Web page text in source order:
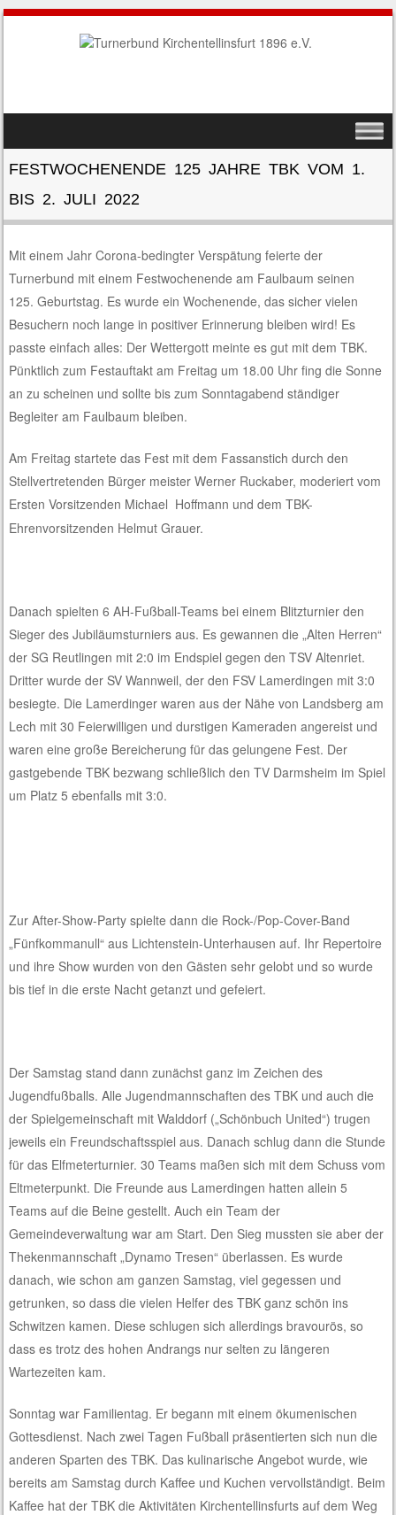
MENU
FESTWOCHENENDE 125 JAHRE TBK VOM 1.
BIS 2. JULI 2022
Mit einem Jahr Corona-bedingter Verspätung feierte der
Turnerbund mit einem Festwochenende am Faulbaum seinen
125. Geburtstag. Es wurde ein Wochenende, das sicher vielen
Besuchern noch lange in positiver Erinnerung bleiben wird! Es
passte einfach alles: Der Wettergott meinte es gut mit dem TBK.
Pünktlich zum Festauftakt am Freitag um 18.00 Uhr fing die Sonne
an zu scheinen und sollte bis zum Sonntagabend ständiger
Begleiter am Faulbaum bleiben.
Am Freitag startete das Fest mit dem Fassanstich durch den
Stellvertretenden Bürger meister Werner Ruckaber, moderiert vom
Ersten Vorsitzenden Michael Hoffmann und dem TBK-
Ehrenvorsitzenden Helmut Grauer.
Danach spielten 6 AH-Fußball-Teams bei einem Blitzturnier den
Sieger des Jubiläumsturniers aus. Es gewannen die „Alten Herren“
der SG Reutlingen mit 2:0 im Endspiel gegen den TSV Altenriet.
Dritter wurde der SV Wannweil, der den FSV Lamerdingen mit 3:0
besiegte. Die Lamerdinger waren aus der Nähe von Landsberg am
Lech mit 30 Feierwilligen und durstigen Kameraden angereist und
waren eine große Bereicherung für das gelungene Fest. Der
gastgebende TBK bezwang schließlich den TV Darmsheim im Spiel
um Platz 5 ebenfalls mit 3:0.
Zur After-Show-Party spielte dann die Rock-/Pop-Cover-Band
„Fünfkommanull“ aus Lichtenstein-Unterhausen auf. Ihr Repertoire
und ihre Show wurden von den Gästen sehr gelobt und so wurde
bis tief in die erste Nacht getanzt und gefeiert.
Der Samstag stand dann zunächst ganz im Zeichen des
Jugendfußballs. Alle Jugendmannschaften des TBK und auch die
der Spielgemeinschaft mit Walddorf („Schönbuch United“) trugen
jeweils ein Freundschaftsspiel aus. Danach schlug dann die Stunde
für das Elfmeterturnier. 30 Teams maßen sich mit dem Schuss vom
Eltmeterpunkt. Die Freunde aus Lamerdingen hatten allein 5
Teams auf die Beine gestellt. Auch ein Team der
Gemeindeverwaltung war am Start. Den Sieg mussten sie aber der
Thekenmannschaft „Dynamo Tresen“ überlassen. Es wurde
danach, wie schon am ganzen Samstag, viel gegessen und
getrunken, so dass die vielen Helfer des TBK ganz schön ins
Schwitzen kamen. Diese schlugen sich allerdings bravourös, so
dass es trotz des hohen Andrangs nur selten zu längeren
Wartezeiten kam.
Sonntag war Familientag. Er begann mit einem ökumenischen
Gottesdienst. Nach zwei Tagen Fußball präsentierten sich nun die
anderen Sparten des TBK. Das kulinarische Angebot wurde, wie
bereits am Samstag durch Kaffee und Kuchen vervollständigt. Beim
Kaffee hat der TBK die Aktivitäten Kirchentellinsfurts auf dem Weg